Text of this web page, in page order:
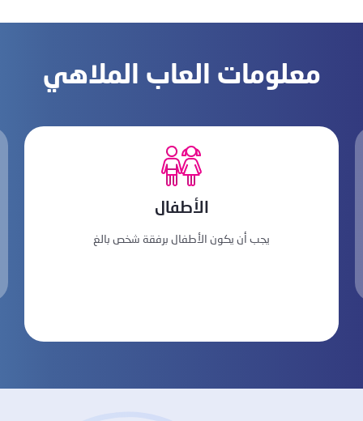
معلومات العاب الملاهي
الأطفال
يجب أن يكون الأطفال برفقة شخص بالغ